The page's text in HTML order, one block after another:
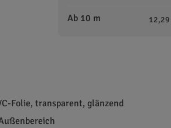
Ab 10 m 12,29
Folie, transparent, glänzend